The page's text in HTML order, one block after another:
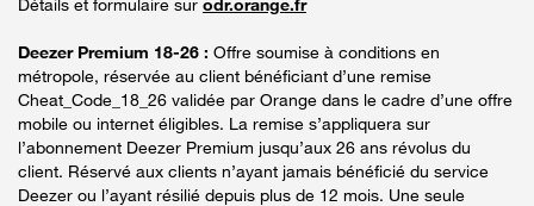
Deezer Premium 18-26 : Offre soumise à conditions en
métropole, réservée au client bénéficiant d’une remise
Cheat_Code_18_26 validée par Orange dans le cadre d’une offre
mobile ou internet éligibles. La remise s’appliquera sur
l’abonnement Deezer Premium jusqu’aux 26 ans révolus du
client. Réservé aux clients n’ayant jamais bénéficié du service
Deezer ou l’ayant résilié depuis plus de 12 mois. Une seule